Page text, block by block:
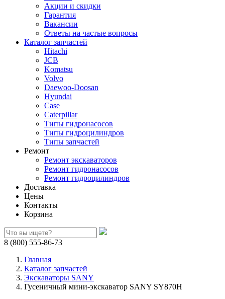
Акции и скидки
Гарантия
Вакансии
Ответы на частые вопросы
Каталог запчастей
Hitachi
JCB
Komatsu
Volvo
Daewoo-Doosan
Hyundai
Case
Caterpillar
Типы гидронасосов
Типы гидроцилиндров
Типы запчастей
Ремонт
Ремонт экскаваторов
Ремонт гидронасосов
Ремонт гидроцилиндров
Доставка
Цены
Контакты
Корзина
8 (800) 555-86-73
Главная
Каталог запчастей
Экскаваторы SANY
Гусеничный мини-экскаватор SANY SY870H